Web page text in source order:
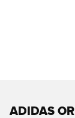
ADIDAS